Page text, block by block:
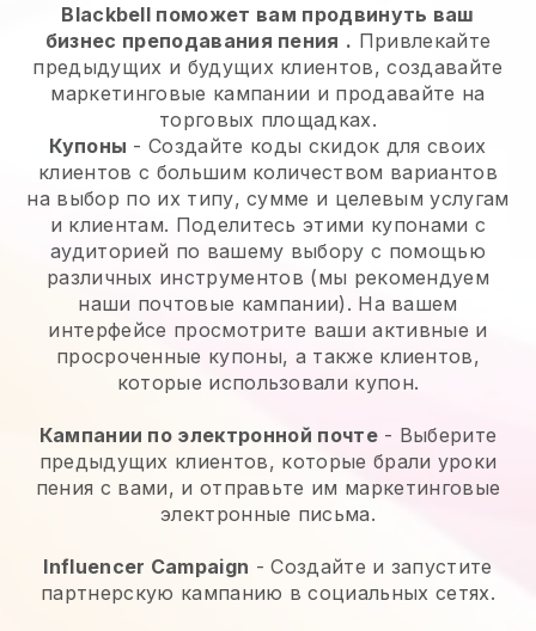
Blackbell поможет вам продвинуть ваш
бизнес преподавания пения . Привлекайте
предыдущих и будущих клиентов, создавайте
маркетинговые кампании и продавайте на
торговых площадках.
Купоны - Создайте коды скидок для своих
клиентов с большим количеством вариантов
на выбор по их типу, сумме и целевым услугам
и клиентам. Поделитесь этими купонами с
аудиторией по вашему выбору с помощью
различных инструментов (мы рекомендуем
наши почтовые кампании). На вашем
интерфейсе просмотрите ваши активные и
просроченные купоны, а также клиентов,
которые использовали купон.
Кампании по электронной почте- Выберите
предыдущих клиентов, которые брали уроки
пения с вами, и отправьте им маркетинговые
электронные письма.
Influencer Campaign - Создайте и запустите
партнерскую кампанию в социальных сетях.